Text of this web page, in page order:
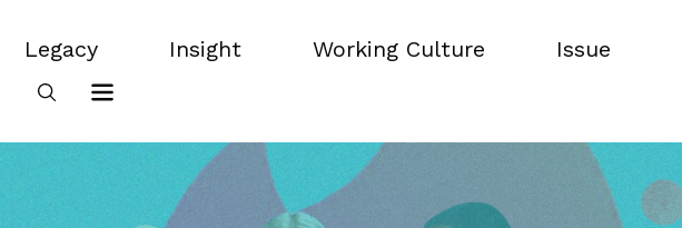
Legacy
Legacy
Insight
Working Culture
Issue